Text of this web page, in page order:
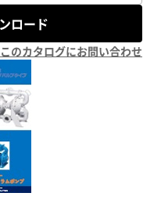
ロード
このカタログにお問い合わせ